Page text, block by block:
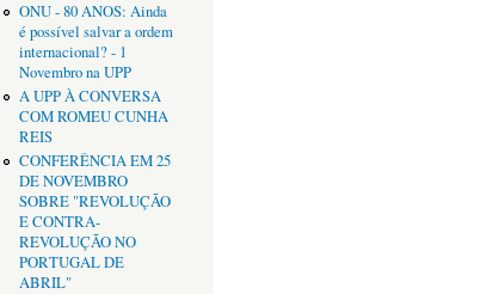
ONU - 80 ANOS: Ainda
é possível salvar a ordem
internacional? - 1
Novembro na UPP
A UPP À CONVERSA
COM ROMEU CUNHA
REIS
CONFERÊNCIA EM 25
DE NOVEMBRO
SOBRE "REVOLUÇÃO
E CONTRA-
REVOLUÇÃO NO
PORTUGAL DE
ABRIL"